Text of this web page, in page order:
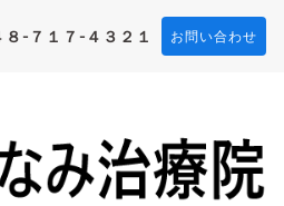
８-７１７-４３２１ お問い合わせ